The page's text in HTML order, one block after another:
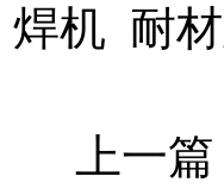
焊机 耐
上一篇